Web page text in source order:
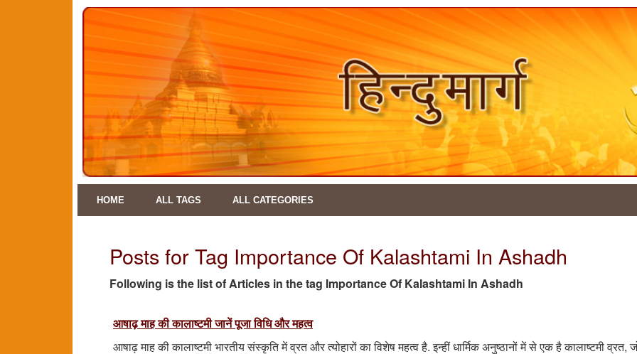
HOME ALL TAGS ALL CATEGORIES
Posts for Tag Importance Of Kalashtami In Ashadh
Following is the list of Articles in the tag Importance Of Kalashtami In Ashadh
आषाढ़ माह की कालाष्टमी जानें पूजा विधि और महत्व
आषाढ़ माह की कालाष्टमी भारतीय संस्कृति में व्रत और त्योहारों का विशेष महत्व है. इन्हीं धार्मिक अनुष्ठानों में से एक है कालाष्टमी व्रत,